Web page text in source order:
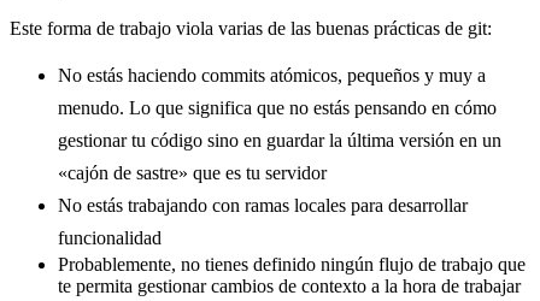
Este forma de trabajo viola varias de las buenas prácticas de git:
No estás haciendo commits atómicos, pequeños y muy a
menudo. Lo que significa que no estás pensando en cómo
gestionar tu código sino en guardar la última versión en un
«cajón de sastre» que es tu servidor
No estás trabajando con ramas locales para desarrollar
funcionalidad
Probablemente, no tienes definido ningún flujo de trabajo que
te permita gestionar cambios de contexto a la hora de trabajar